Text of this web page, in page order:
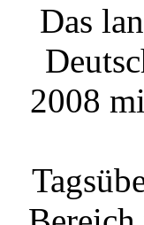
Das
2008